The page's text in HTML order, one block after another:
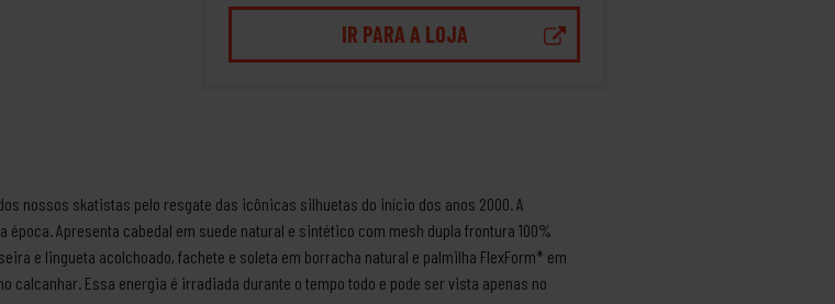
IR PARA A LOJA
nossos skatistas pelo resgate das icônicas silhuetas do início dos anos 2000. A
época. Apresenta cabedal em suede natural e sintético com mesh dupla frontura 100%
e lingueta acolchoado, fachete e soleta em borracha natural e palmilha FlexForm* em
calcanhar. Essa energia é irradiada durante o tempo todo e pode ser vista apenas no